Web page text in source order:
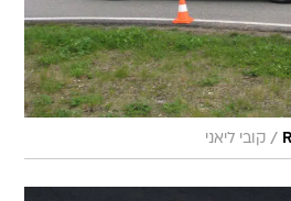
/ קובי ליאני